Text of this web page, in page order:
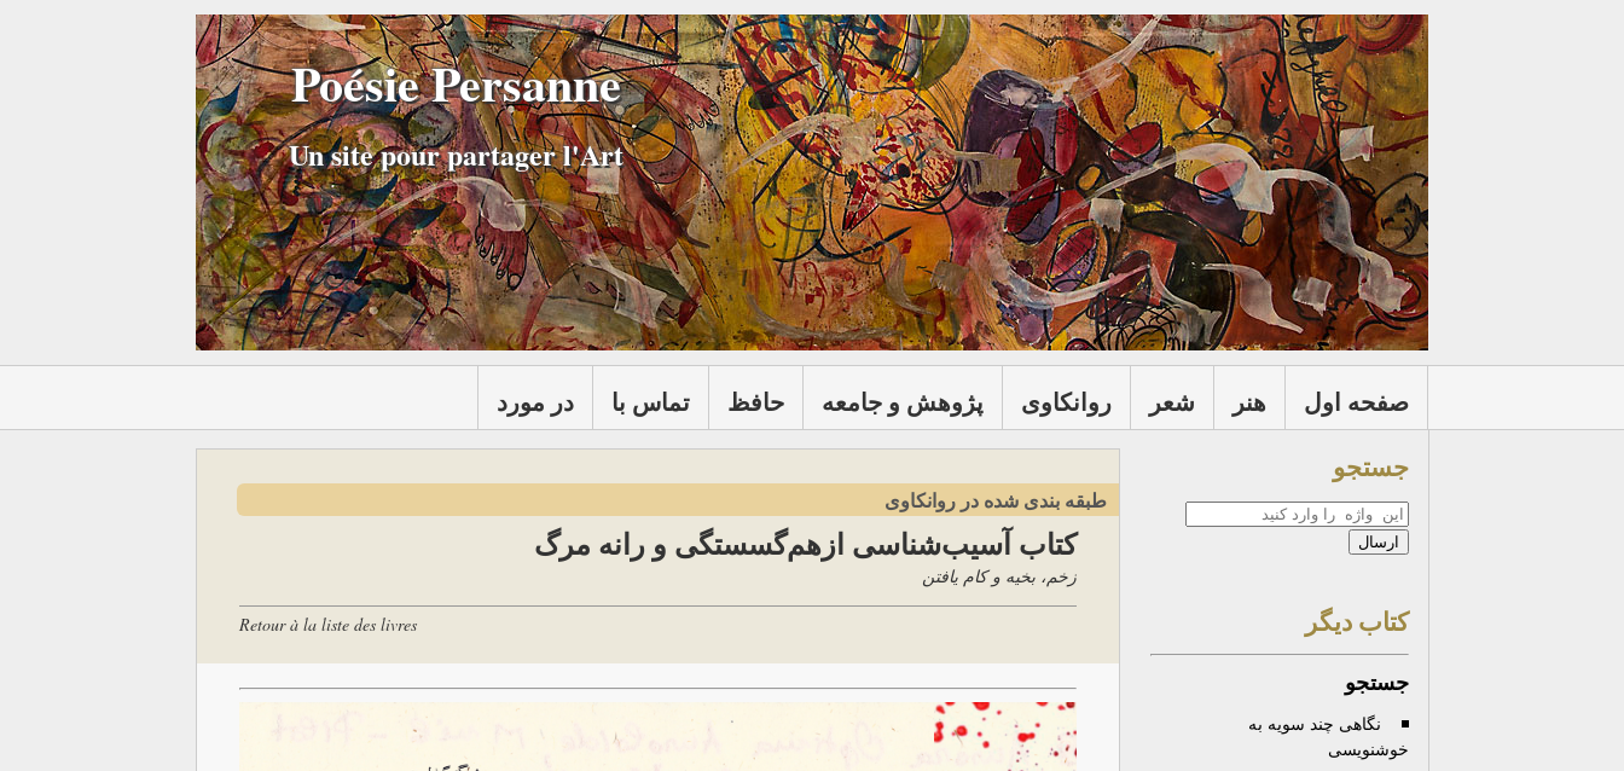
Poésie Persanne
Un site pour partager l'Art
در مورد تماس با حافظ پژوهش و جامعه روانكاوی شعر هنر صفحه اول
طبقه بندی شده در روانکاوی
کتاب آسیب‌شناسی ازهم‌گسستگی و رانه مرگ
زخم، بخیه و کام یافتن
Retour à la liste des livres
جستجو
جستجو
كتاب ديگر
جستجو
نگاهی چند سویه به
خوشنویسی